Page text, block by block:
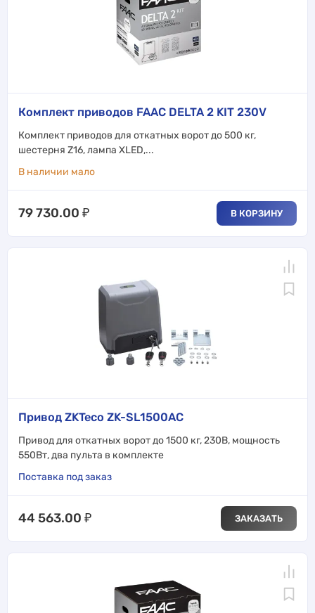
Комплект приводов FAAC DELTA 2 KIT 230V
Комплект приводов для откатных ворот до 500 кг,
шестерня Z16, лампа XLED,...
В наличии мало
79 730.00 ₽ В КОРЗИНУ
Привод ZKTeco ZK-SL1500AC
Привод для откатных ворот до 1500 кг, 230В, мощность
550Вт, два пульта в комплекте
Поставка под заказ
44 563.00 ₽ ЗАКАЗАТЬ